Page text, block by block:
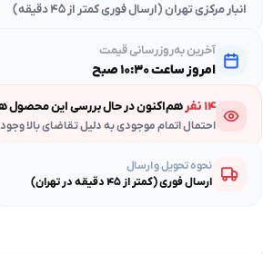
انبار مرکزی تهران (ارسال فوری کمتر از ۴۵ دقیقه)
آخرین به‌روزرسانی قیمت
امروز ساعت ۱۰:۳۰ صبح
۱۴ نفر هم‌اکنون در حال بررسی این محصول
احتمال اتمام موجودی به دلیل تقاضای بالا
نحوه تحویل و ارسال
ارسال فوری (کمتر از ۴۵ دقیقه در تهران)